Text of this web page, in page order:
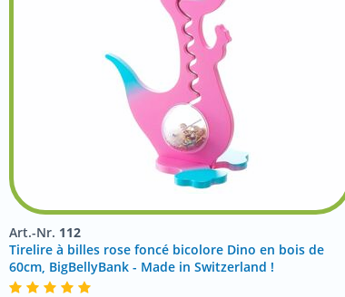
Art.-Nr. 112
Tirelire à billes rose foncé bicolore Dino en bois de
60cm, BigBellyBank - Made in Switzerland !